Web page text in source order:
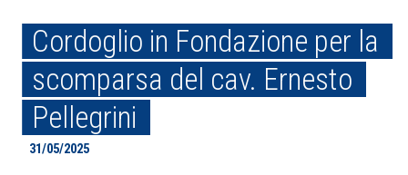
Cordoglio in Fondazione per la
scomparsa del cav. Ernesto
Pellegrini
31/05/2025